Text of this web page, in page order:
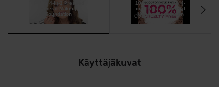
PÜR's 4-in-1 Pressed
Mineral Makeup
Foundation
01:12
100% Cruelty-Free 4-
in-1 Pressed Mineral
Makeup Foundation
00:16
Käyttäjäkuvat